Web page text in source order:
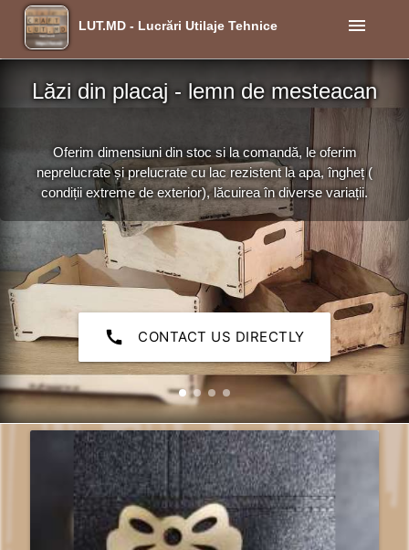
LUT.MD - Lucrări Utilaje Tehnice menu
call CONTACT US DIRECTLY
Lăzi din placaj - lemn de mesteacan
Oferim dimensiuni din stoc si la comandă, le oferim
neprelucrate și prelucrate cu lac rezistent la apa, îngheț (
condiții extreme de exterior), lăcuirea în diverse variații.